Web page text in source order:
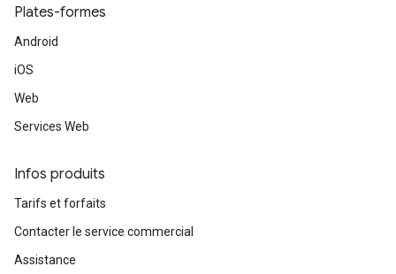
Plates-formes
Android
iOS
Web
Services Web
Infos produits
Tarifs et forfaits
Contacter le service commercial
Assistance